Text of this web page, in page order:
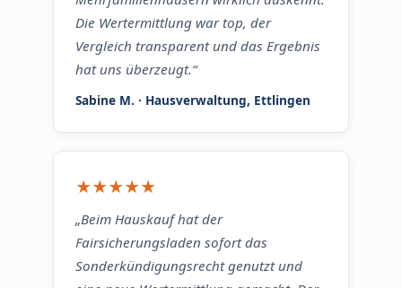
Die Wertermittlung war top, der
Vergleich transparent und das Ergebnis
hat uns überzeugt.“
Sabine M. · Hausverwaltung, Ettlingen
★★★★★
„Beim Hauskauf hat der
Fairsicherungsladen sofort das
Sonderkündigungsrecht genutzt und